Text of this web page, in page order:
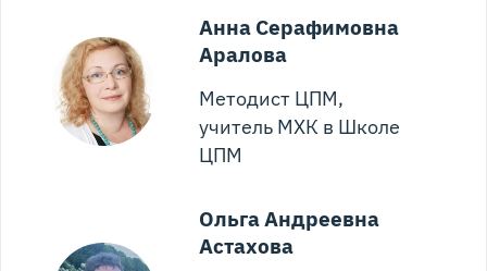
Анна Серафимовна
Аралова
Методист ЦПМ,
учитель МХК в Школе
ЦПМ
Ольга Андреевна
Астахова